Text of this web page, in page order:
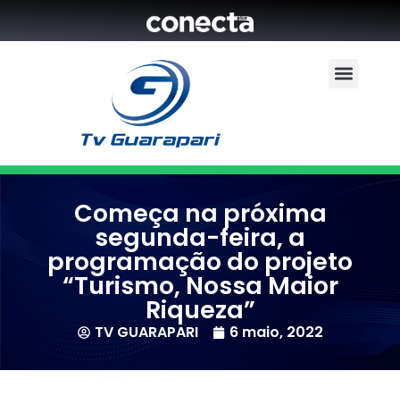
Começa na próxima
segunda-feira, a
programação do projeto
“Turismo, Nossa Maior
Riqueza”
TV GUARAPARI 6 maio, 2022